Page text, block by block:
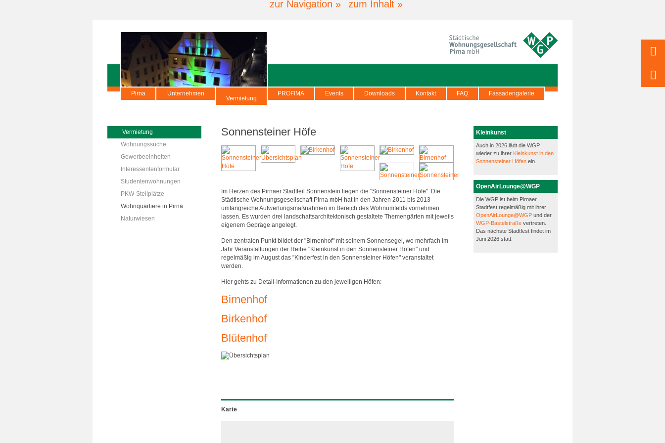
zur Navigation » zum Inhalt »
Pirna Unternehmen
Vermietung
PROFIMA Events Downloads Kontakt FAQ Fassadengalerie
Vermietung
Wohnungssuche
Gewerbeeinheiten
Interessentenformular
Studentenwohnungen
PKW-Stellplätze
Wohnquartiere in Pirna
Naturwiesen
Sonnensteiner Höfe
Im Herzen des Pirnaer Stadtteil Sonnenstein liegen die "Sonnensteiner Höfe". Die
Städtische Wohnungsgesellschaft Pirna mbH hat in den Jahren 2011 bis 2013
umfangreiche Aufwertungsmaßnahmen im Bereich des Wohnumfelds vornehmen
lassen. Es wurden drei landschaftsarchitektonisch gestaltete Themengärten mit jeweils
eigenem Gepräge angelegt.
Den zentralen Punkt bildet der "Birnenhof" mit seinem Sonnensegel, wo mehrfach im
Jahr Veranstaltungen der Reihe "Kleinkunst in den Sonnensteiner Höfen" und
regelmäßig im August das "Kinderfest in den Sonnensteiner Höfen" veranstaltet
werden.
Hier gehts zu Detail-Informationen zu den jeweiligen Höfen:
Birnenhof
Birkenhof
Blütenhof
Karte
Kleinkunst
Auch in 2026 lädt die WGP
wieder zu ihrer Kleinkunst in den
Sonnensteiner Höfen ein.
OpenAirLounge@WGP
Die WGP ist beim Pirnaer
Stadtfest regelmäßig mit ihrer
OpenAirLounge@WGP und der
WGP-Bastelstraße vertreten.
Das nächste Stadtfest findet im
Juni 2026 statt.